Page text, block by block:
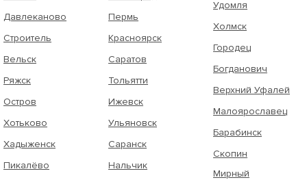
Давлеканово
Строитель
Вельск
Ряжск
Остров
Хотьково
Хадыженск
Пикалёво
Пермь
Красноярск
Саратов
Тольятти
Ижевск
Ульяновск
Саранск
Нальчик
Удомля
Холмск
Городец
Богданович
Верхний Уфалей
Малоярославец
Барабинск
Скопин
Мирный